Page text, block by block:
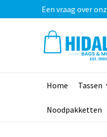
Een vraag over
Home Tassen
Noodpakketten